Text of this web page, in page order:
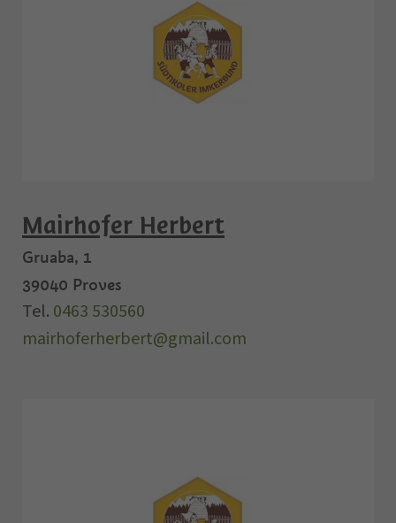
Mairhofer Herbert
Gruaba, 1
39040 Proves
Tel. 0463 530560
mairhoferherbert@gmail.com